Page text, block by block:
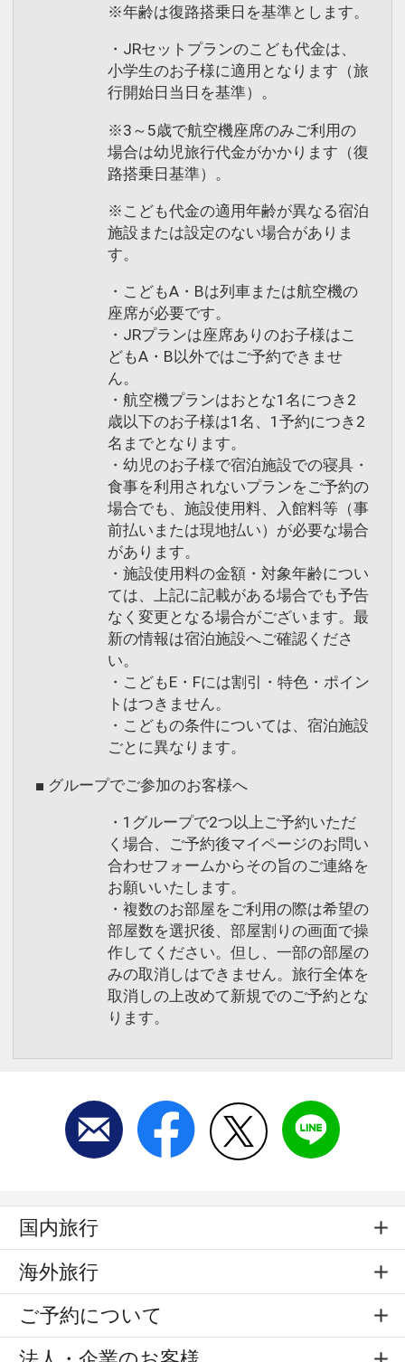
※年齢は復路搭乗日を基準とします。
・JRセットプランのこども代金は、
小学生のお子様に適用となります（旅
行開始日当日を基準）。
※3～5歳で航空機座席のみご利用の
場合は幼児旅行代金がかかります（復
路搭乗日基準）。
※こども代金の適用年齢が異なる宿泊
施設または設定のない場合がありま
す。
・こどもA・Bは列車または航空機の
座席が必要です。
・JRプランは座席ありのお子様はこ
どもA・B以外ではご予約できませ
ん。
・航空機プランはおとな1名につき2
歳以下のお子様は1名、1予約につき2
名までとなります。
・幼児のお子様で宿泊施設での寝具・
食事を利用されないプランをご予約の
場合でも、施設使用料、入館料等（事
前払いまたは現地払い）が必要な場合
があります。
・施設使用料の金額・対象年齢につい
ては、上記に記載がある場合でも予告
なく変更となる場合がございます。最
新の情報は宿泊施設へご確認くださ
い。
・こどもE・Fには割引・特色・ポイン
トはつきません。
・こどもの条件については、宿泊施設
ごとに異なります。
■ グループでご参加のお客様へ
・1グループで2つ以上ご予約いただ
く場合、ご予約後マイページのお問い
合わせフォームからその旨のご連絡を
お願いいたします。
・複数のお部屋をご利用の際は希望の
部屋数を選択後、部屋割りの画面で操
作してください。但し、一部の部屋の
みの取消しはできません。旅行全体を
取消しの上改めて新規でのご予約とな
ります。
国内旅行
海外旅行
ご予約について